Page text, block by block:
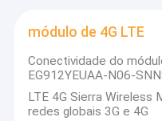
módulo de 4G LTE
Conectividade do
EG912YEUAA-N06-
LTE 4G Sierra Wireless
redes globais 3G e 4G